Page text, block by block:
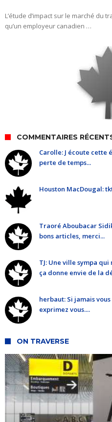
L’étude d’impact sur le marché du
qu’un employeur canadien …
COMMENTAIRES
Carolle: J écoute cette
perte de temps...
Houston MacDougal:
Traoré Aboubacar
bons articles, merci...
TJ: Une ville sympa
ça donne envie de la
herbaut: Si jamais
exprimez vous....
ON TRAVERSE